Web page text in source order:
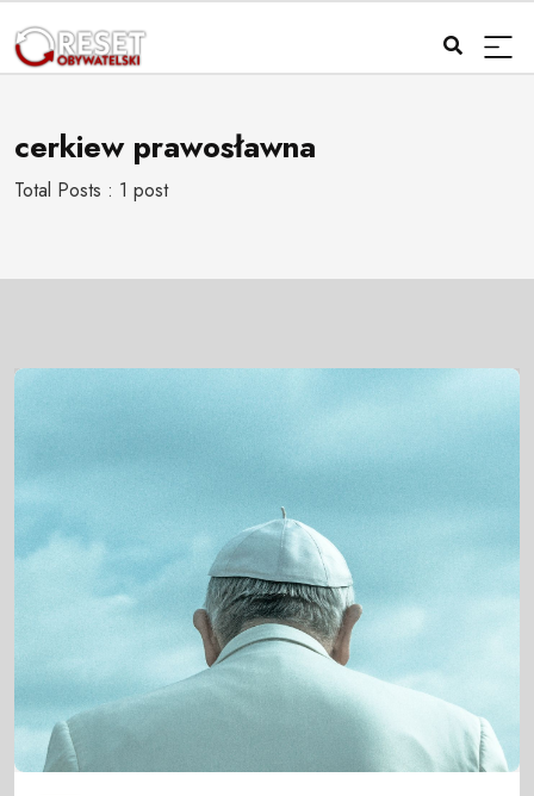
cerkiew prawosławna
Total Posts : 1 post